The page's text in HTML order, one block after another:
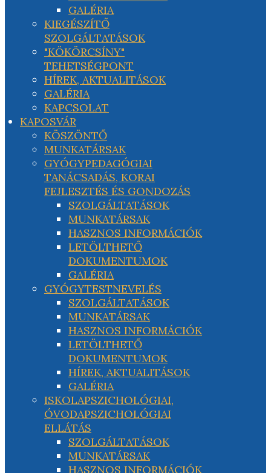
GALÉRIA
KIEGÉSZÍTŐ
SZOLGÁLTATÁSOK
"KÖKÖRCSÍNY"
TEHETSÉGPONT
HÍREK, AKTUALITÁSOK
GALÉRIA
KAPCSOLAT
KAPOSVÁR
KÖSZÖNTŐ
MUNKATÁRSAK
GYÓGYPEDAGÓGIAI
TANÁCSADÁS, KORAI
FEJLESZTÉS ÉS GONDOZÁS
SZOLGÁLTATÁSOK
MUNKATÁRSAK
HASZNOS INFORMÁCIÓK
LETÖLTHETŐ
DOKUMENTUMOK
GALÉRIA
GYÓGYTESTNEVELÉS
SZOLGÁLTATÁSOK
MUNKATÁRSAK
HASZNOS INFORMÁCIÓK
LETÖLTHETŐ
DOKUMENTUMOK
HÍREK, AKTUALITÁSOK
GALÉRIA
ISKOLAPSZICHOLÓGIAI,
ÓVODAPSZICHOLÓGIAI
ELLÁTÁS
SZOLGÁLTATÁSOK
MUNKATÁRSAK
HASZNOS INFORMÁCIÓK